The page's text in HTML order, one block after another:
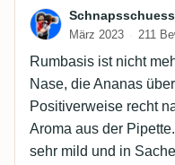
Bewertung von
März 2023 211
Rumbasis ist nicht
Nase, die Ananas
Positiverweise recht
Aroma aus der
sehr mild und in